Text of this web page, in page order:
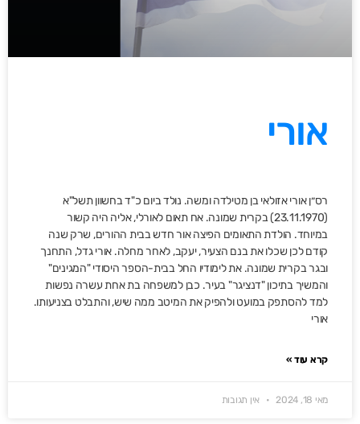
אורי
רס״ן אורי אזולאי בן מטילדה ומשה. נולד ביום כ"ד בחשוון תשל"א
(23.11.1970) בקרית שמונה. אח תאום לאורלי, אליה היה קשור
במיוחד. הולדת התאומים הפיצה אור חדש בבית ההורים, שרק שנה
קודם לכן שכלו את בנם הצעיר, יעקב, לאחר מחלה. אורי גדל, התחנך
ובגר בקרית שמונה. את לימודיו החל בבית-הספר היסודי "המגינים"
והמשיך בתיכון "דנציגר" בעיר. כבן למשפחה בת אחת עשרה נפשות
למד להסתפק במועט ולהפיק את המיטב ממה שיש, והתבלט בצניעותו.
אורי
קרא עוד »
מאי 18, 2024 אין תגובות